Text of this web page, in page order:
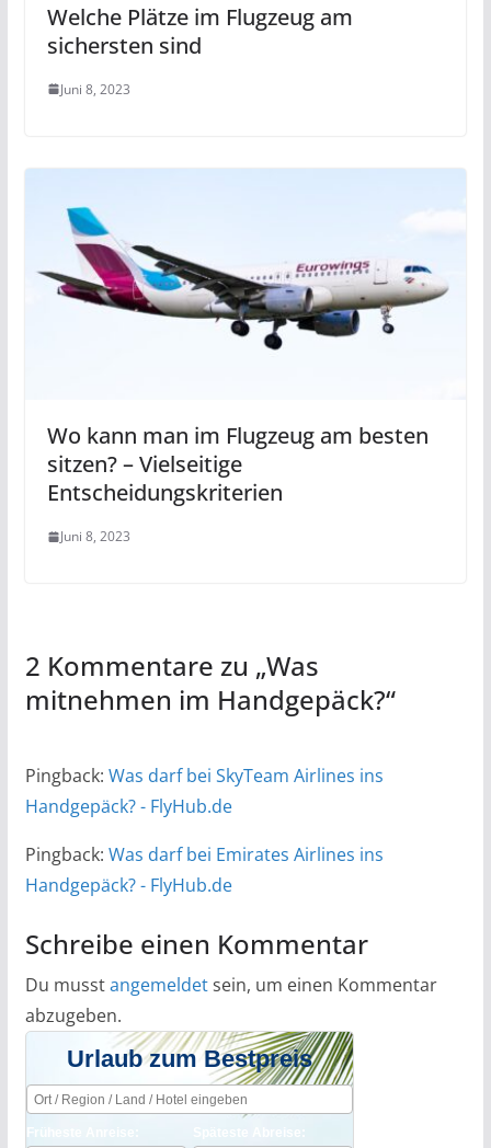
Welche Plätze im Flugzeug am
sichersten sind
Juni 8, 2023
Wo kann man im Flugzeug am besten
sitzen? – Vielseitige
Entscheidungskriterien
Juni 8, 2023
2 Kommentare zu „Was
mitnehmen im Handgepäck?“
Pingback: Was darf bei SkyTeam Airlines ins
Handgepäck? - FlyHub.de
Pingback: Was darf bei Emirates Airlines ins
Handgepäck? - FlyHub.de
Schreibe einen Kommentar
Du musstangemeldetsein, um einen Kommentar
abzugeben.
Urlaub zum Bestpreis
Früheste Anreise: Späteste Abreise: